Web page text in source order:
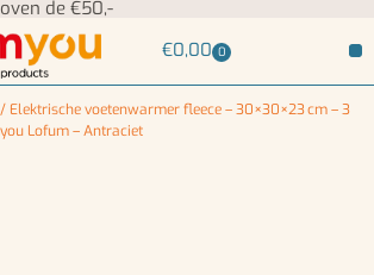
de €50,-
€0,00 0
/ Elektrische voetenwarmer fleece – 30×30×23 cm – 3
Lofum – Antraciet